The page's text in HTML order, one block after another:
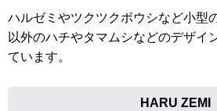
ハルゼミやツクツクボウシなど小型
以外のハチやタマムシなどのデザイ
ています。
HARU ZEMI